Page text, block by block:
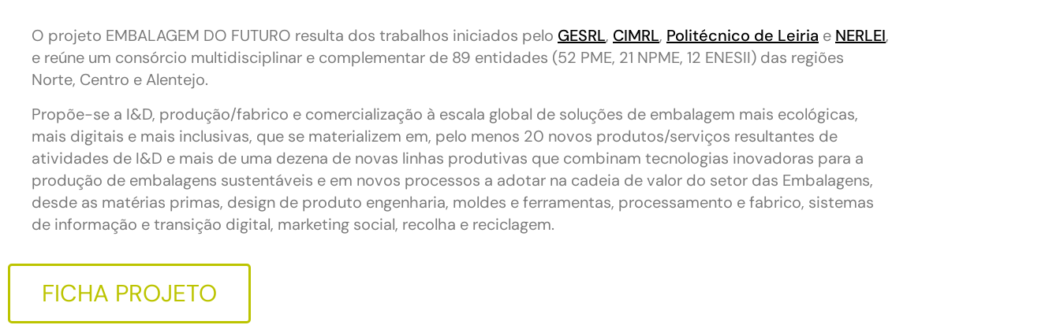
O projeto EMBALAGEM DO FUTURO resulta dos trabalhos iniciados pelo GESRL, CIMRL, Politécnico de Leiria e NERLEI,
e reúne um consórcio multidisciplinar e complementar de 89 entidades (52 PME, 21 NPME, 12 ENESII) das regiões
Norte, Centro e Alentejo.
Propõe-se a I&D, produção/fabrico e comercialização à escala global de soluções de embalagem mais ecológicas,
mais digitais e mais inclusivas, que se materializem em, pelo menos 20 novos produtos/serviços resultantes de
atividades de I&D e mais de uma dezena de novas linhas produtivas que combinam tecnologias inovadoras para a
produção de embalagens sustentáveis e em novos processos a adotar na cadeia de valor do setor das Embalagens,
desde as matérias primas, design de produto engenharia, moldes e ferramentas, processamento e fabrico, sistemas
de informação e transição digital, marketing social, recolha e reciclagem.
FICHA PROJETO